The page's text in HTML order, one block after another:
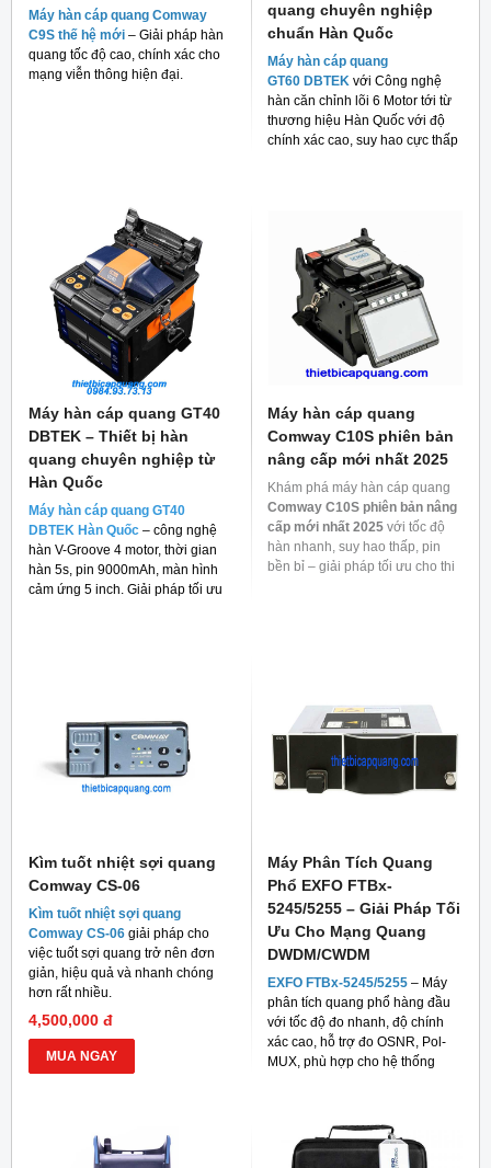
Máy hàn cáp quang Comway
C9S thế hệ mới – Giải pháp hàn
quang tốc độ cao, chính xác cho
mạng viễn thông hiện đại.
quang chuyên nghiệp
chuẩn Hàn Quốc
Máy hàn cáp quang
GT60 DBTEK với Công nghệ
hàn căn chỉnh lõi 6 Motor tới từ
thương hiệu Hàn Quốc với độ
chính xác cao, suy hao cực thấp
Máy hàn cáp quang GT40
DBTEK – Thiết bị hàn
quang chuyên nghiệp từ
Hàn Quốc
Máy hàn cáp quang GT40
DBTEK Hàn Quốc – công nghệ
hàn V-Groove 4 motor, thời gian
hàn 5s, pin 9000mAh, màn hình
cảm ứng 5 inch. Giải pháp tối ưu
Máy hàn cáp quang
Comway C10S phiên bản
nâng cấp mới nhất 2025
Khám phá máy hàn cáp quang
Comway C10S phiên bản nâng
cấp mới nhất 2025 với tốc độ
hàn nhanh, suy hao thấp, pin
bền bỉ – giải pháp tối ưu cho thi
Kìm tuốt nhiệt sợi quang
Comway CS-06
Kìm tuốt nhiệt sợi quang
Comway CS-06 giải pháp cho
việc tuốt sợi quang trở nên đơn
giản, hiệu quả và nhanh chóng
hơn rất nhiều.
4,500,000 đ
MUA NGAY
Máy Phân Tích Quang
Phổ EXFO FTBx-
5245/5255 – Giải Pháp Tối
Ưu Cho Mạng Quang
DWDM/CWDM
EXFO FTBx-5245/5255 – Máy
phân tích quang phổ hàng đầu
với tốc độ đo nhanh, độ chính
xác cao, hỗ trợ đo OSNR, Pol-
MUX, phù hợp cho hệ thống